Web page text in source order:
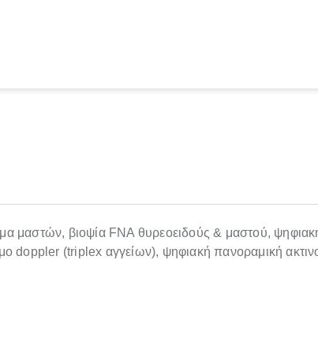
μαστών, βιοψία FNA θυρεοειδούς & μαστού,
doppler (triplex αγγείων), ψηφιακή πανοραμική